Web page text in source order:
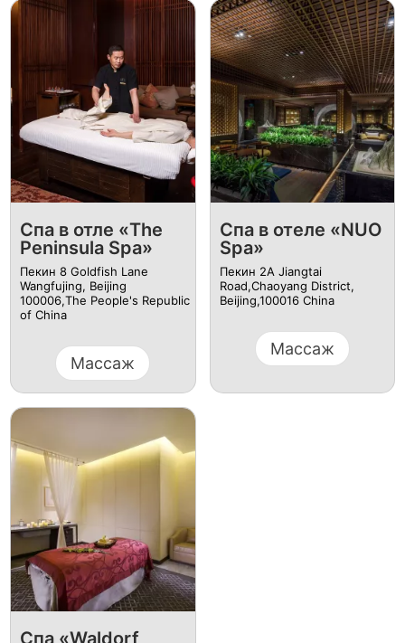
Спа в отле «The
Peninsula Spa»
Пекин 8 Goldfish Lane
Wangfujing, Beijing
100006,The People's Republic
of China
Массаж
Спа в отеле «NUO
Spa»
Пекин 2A Jiangtai
Road,Chaoyang District,
Beijing,100016 China
Массаж
Спа «Waldorf